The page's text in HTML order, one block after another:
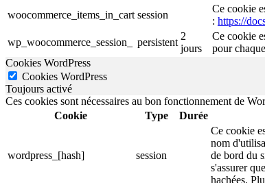
woocommerce_items_in_cart session
Ce cookie
: https://
wp_woocommerce_session_
persistent
2
jours
Ce cookie
pour
Cookies WordPress
Cookies WordPress
Toujours activé
Ces cookies sont nécessaires au bon fonctionnement de
Cookie
Type Durée
wordpress_[hash] session
Ce cookie
nom
de bord du
s'assurer
hachées.